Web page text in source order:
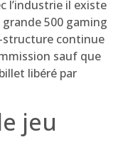
l’industrie il existe
500 gaming
structure continue
sauf que
libéré par
jeu